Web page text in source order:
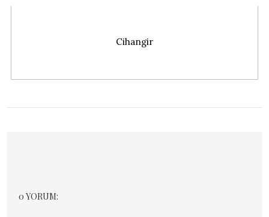
MBFW İstanbul 2016, 1. Gün
0 YORUM: